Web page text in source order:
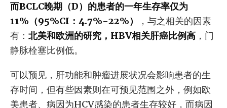
而BCLC晚期（D）的患者的一年生存率仅为
11%（95%CI：4.7%-22%）
，与之相关的因素
有： 北美和欧洲的研究，HBV相关肝癌比例高 ，门
静脉栓塞比例低。
可以预见，肝功能和肿瘤进展状况会影响患者的生
存时间，但有些因素则在可预见范围之外，例如欧
美患者、病因为HCV感染的患者生存较好，而病因